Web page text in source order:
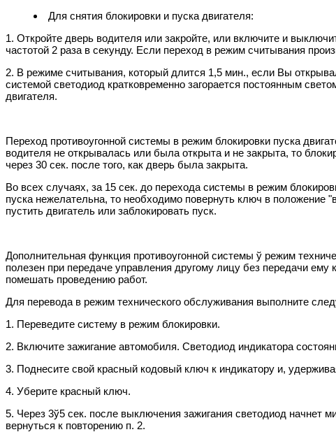
Для снятия блокировки и пуска двигателя:
1. Откройте дверь водителя или закройте, или включите и
частотой 2 раза в секунду. Если переход в режим считывания
2. В режиме считывания, который длится 1,5 мин., если Вы
системой светодиод кратковременно загорается постоянным
двигателя.
Переход противоугонной системы в режим блокировки пуска
водителя не открывалась или была открыта и не закрыта, то
через 30 сек. после того, как дверь была закрыта.
Во всех случаях, за 15 сек. до перехода системы в режим
пуска нежелательна, то необходимо повернуть ключ в положение
пустить двигатель или заблокировать пуск.
Дополнительная функция противоугонной системы ў режим
полезен при передаче управления другому лицу без передачи
помешать проведению работ.
Для перевода в режим технического обслуживания выполните
1. Переведите систему в режим блокировки.
2. Включите зажигание автомобиля. Светодиод индикатора
3. Поднесите свой красный кодовый ключ к индикатору и,
4. Уберите красный ключ.
5. Через 3ў5 сек. после выключения зажигания светодиод начнет
вернуться к повторению п. 2.